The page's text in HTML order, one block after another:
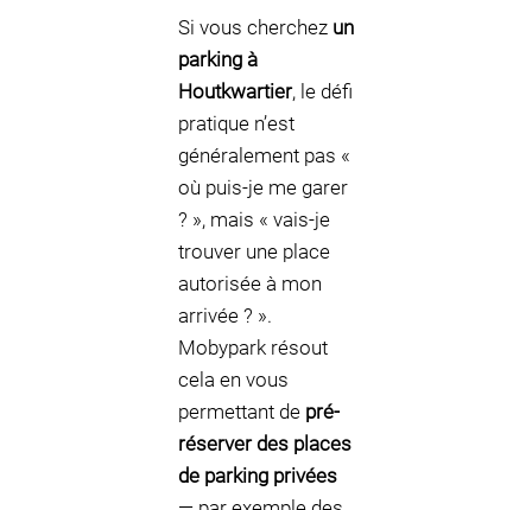
Si vous cherchez un
parking à
Houtkwartier, le défi
pratique n’est
généralement pas «
où puis-je me garer
? », mais « vais-je
trouver une place
autorisée à mon
arrivée ? ».
Mobypark résout
cela en vous
permettant de pré-
réserver des places
de parking privées